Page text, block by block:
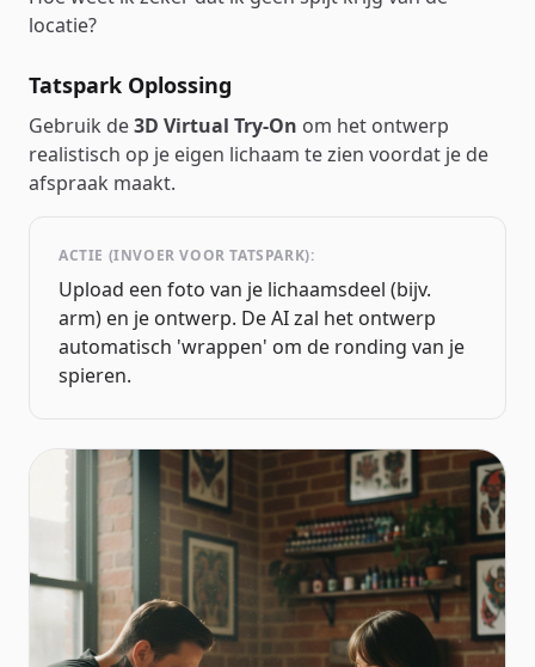
locatie?
Tatspark Oplossing
Gebruik de3D Virtual Try-On om het ontwerp
realistisch op je eigen lichaam te zien voordat je de
afspraak maakt.
ACTIE (INVOER VOOR TATSPARK):
Upload een foto van je lichaamsdeel (bijv.
arm) en je ontwerp. De AI zal het ontwerp
automatisch 'wrappen' om de ronding van je
spieren.